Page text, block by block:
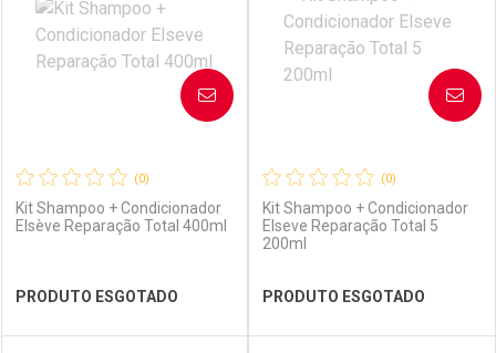
Ver Desconto Convênio Ver Desconto Convênio
(0)
Kit Shampoo + Condicionador
Elsève Reparação Total 400ml
PRODUTO ESGOTADO
AVISE-ME
(0)
Kit Shampoo + Condicionador
Elseve Reparação Total 5
200ml
PRODUTO ESGOTADO
AVISE-ME